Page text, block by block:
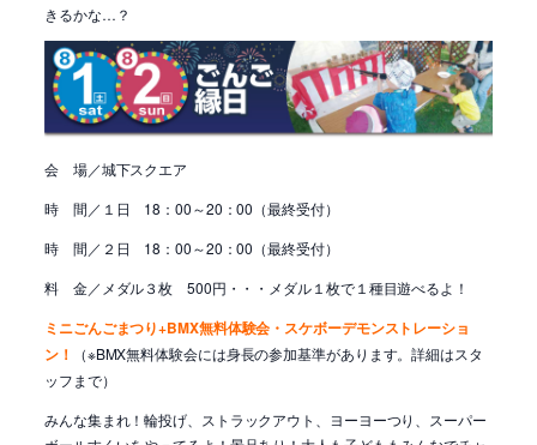
きるかな…？
会 場／城下スクエア
時 間／１日 18：00～20：00（最終受付）
時 間／２日 18：00～20：00（最終受付）
料 金／メダル３枚 500円・・・ メダル１枚で１種目遊べるよ！
ミニごんごまつり+BMX無料体験会・スケボーデモンストレーショ
ン！
（※BMX無料体験会には身長の参加基準があります。詳細はスタ
ッフまで）
みんな集まれ！輪投げ、ストラックアウト、ヨーヨーつり、スーパー